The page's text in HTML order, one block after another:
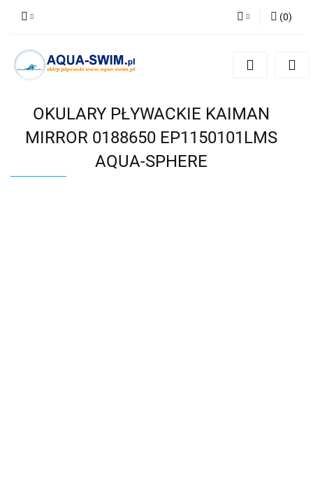
(0)
OKULARY PŁYWACKIE KAIMAN
MIRROR 0188650 EP1150101LMS
AQUA-SPHERE